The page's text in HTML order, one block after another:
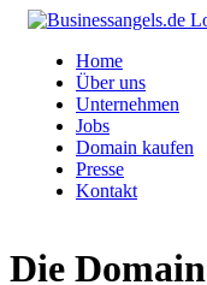
Home
Über uns
Unternehmen
Jobs
Domain kaufen
Presse
Kontakt
Die Domain